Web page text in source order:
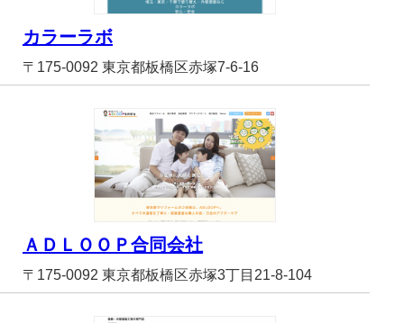
カラーラボ
〒175-0092 東京都板橋区赤塚7-6-16
ＡＤＬＯＯＰ合同会社
〒175-0092 東京都板橋区赤塚3丁目21-8-104